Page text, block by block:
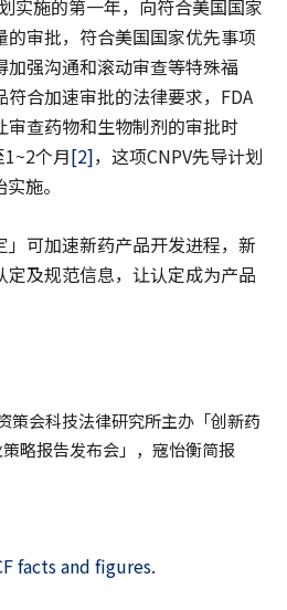
实施的第一年，向符合美国国家
的审批，符合美国国家优先事项
强沟通和滚动审查等特殊福
合加速审批的法律要求，FDA
审查药物和生物制剂的审批时
个月[2]，这项CNPV先导计划
施。
可加速新药产品开发进程，新
及规范信息，让认定成为产品
策会科技法律研究所主办「创新药
略报告发布会」，寇怡衡简报
facts and figures.